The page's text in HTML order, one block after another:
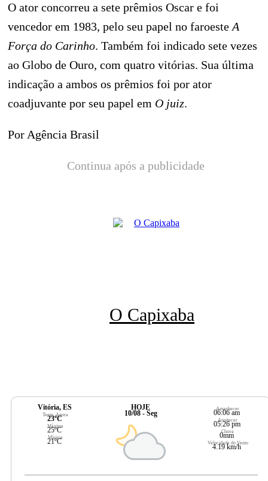
O ator concorreu a sete prêmios Oscar e foi
vencedor em 1983, pelo seu papel no faroeste A
Força do Carinho. Também foi indicado sete vezes
ao Globo de Ouro, com quatro vitórias. Sua última
indicação a ambos os prêmios foi por ator
coadjuvante por seu papel em O juiz.
Por Agência Brasil
Continua após a publicidade
O Capixaba
Vitória, ES
Temp. Agora
23ºC
Máxima
25ºC
Mínima
21ºC
HOJE
10/08 - Seg
Amanhecer
06:06 am
Anoitecer
05:26 pm
Chuva
0mm
Velocidade do Vento
4.19 km/h